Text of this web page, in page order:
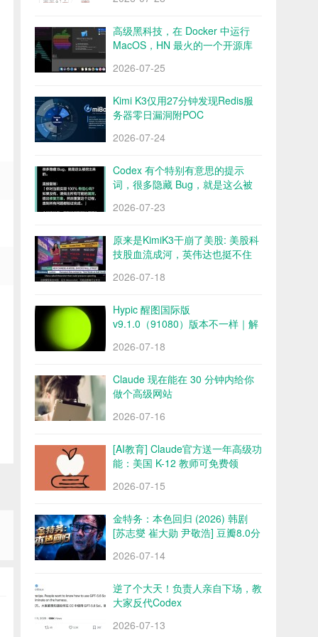
高级黑科技，在 Docker 中运行
MacOS，HN 最火的一个开源库
2026-07-25
Kimi K3仅用27分钟发现Redis服
务器零日漏洞附POC
2026-07-24
Codex 有个特别有意思的提示
词，很多隐藏 Bug，就是这么被
2026-07-23
原来是KimiK3干崩了美股: 美股科
技股血流成河，英伟达也挺不住
2026-07-18
Hypic 醒图国际版
v9.1.0（91080）版本不一样｜解
2026-07-18
Claude 现在能在 30 分钟内给你
做个高级网站
2026-07-16
[AI教育] Claude官方送一年高级功
能：美国 K-12 教师可免费领
2026-07-15
金特务：本色回归 (2026) 韩剧
[苏志燮 崔大勋 尹敬浩] 豆瓣8.0分
2026-07-14
逆了个大天！负责人亲自下场，教
大家反代Codex
2026-07-13